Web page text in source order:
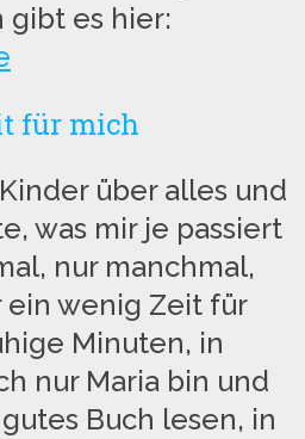
gibt es hier:
für mich
über alles und
was mir je passiert
nur manchmal,
wenig Zeit für
Minuten, in
nur Maria bin und
Buch lesen, in